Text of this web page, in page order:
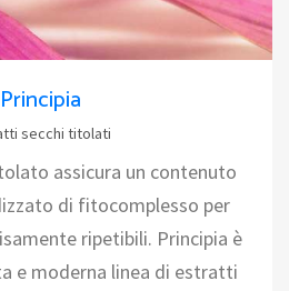
Principia
secchi titolati
assicura un contenuto
di fitocomplesso per
ripetibili. Principia è
e moderna linea di estratti